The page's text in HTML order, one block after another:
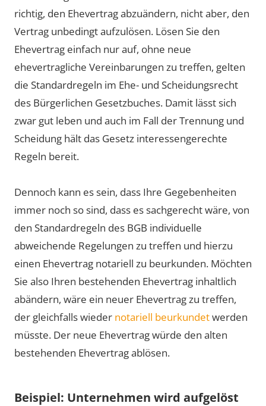
richtig, den Ehevertrag abzuändern, nicht aber, den
Vertrag unbedingt aufzulösen. Lösen Sie den
Ehevertrag einfach nur auf, ohne neue
ehevertragliche Vereinbarungen zu treffen, gelten
die Standardregeln im Ehe- und Scheidungsrecht
des Bürgerlichen Gesetzbuches. Damit lässt sich
zwar gut leben und auch im Fall der Trennung und
Scheidung hält das Gesetz interessengerechte
Regeln bereit.
Dennoch kann es sein, dass Ihre Gegebenheiten
immer noch so sind, dass es sachgerecht wäre, von
den Standardregeln des BGB individuelle
abweichende Regelungen zu treffen und hierzu
einen Ehevertrag notariell zu beurkunden. Möchten
Sie also Ihren bestehenden Ehevertrag inhaltlich
abändern, wäre ein neuer Ehevertrag zu treffen,
der gleichfalls wieder notariell beurkundetwerden
müsste. Der neue Ehevertrag würde den alten
bestehenden Ehevertrag ablösen.
Beispiel: Unternehmen wird aufgelöst